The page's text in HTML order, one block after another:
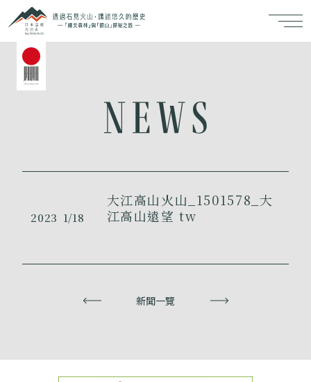
2023 1/18
大江高山火山_1501578_大
江高山遠望 tw
新聞一覽